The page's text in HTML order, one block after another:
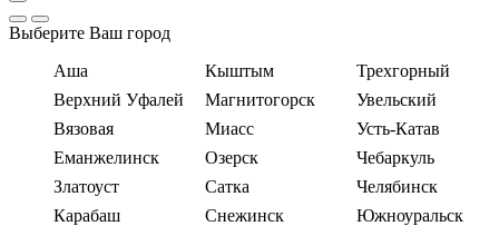
Выберите Ваш город
Аша
Верхний Уфалей
Вязовая
Еманжелинск
Златоуст
Карабаш
Кыштым
Магнитогорск
Миасс
Озерск
Сатка
Снежинск
Трехгорный
Увельский
Усть-Катав
Чебаркуль
Челябинск
Южноуральск